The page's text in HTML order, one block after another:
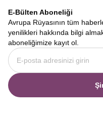
E-Bülten Aboneliği
Avrupa Rüyasının tüm
yenilikleri hakkında bilgi
aboneliğimize kayıt ol.